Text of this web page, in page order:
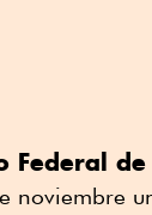
Federal de
noviembre